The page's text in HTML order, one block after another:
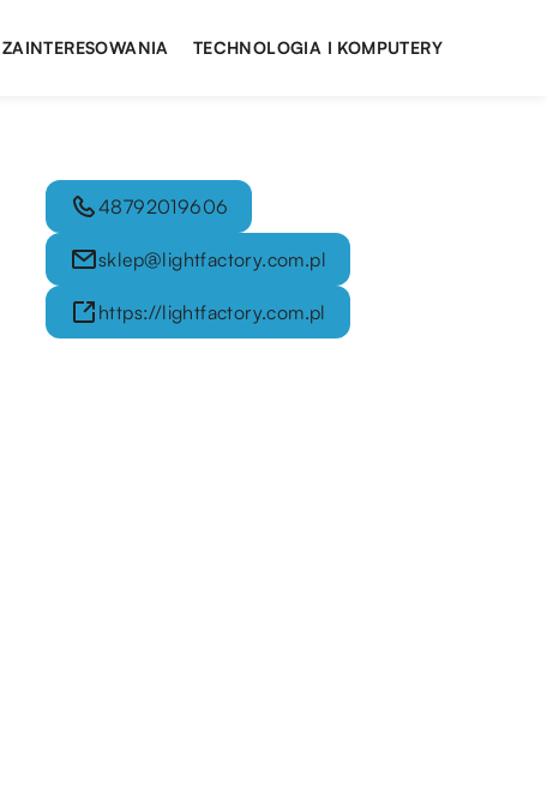
TECHNOLOGIA I KOMPUTERY
48792019606
sklep@lightfactory.com.pl
https://lightfactory.com.pl